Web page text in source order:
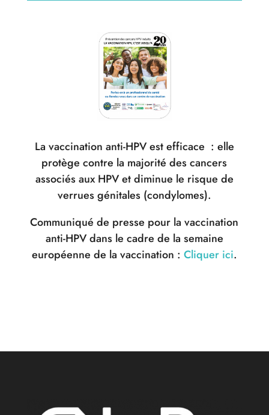
La vaccination anti-HPV est efficace : elle
protège contre la majorité des cancers
associés aux HPV et diminue le risque de
verrues génitales (condylomes).
Communiqué de presse pour la vaccination
anti-HPV dans le cadre de la semaine
européenne de la vaccination : Cliquer ici.